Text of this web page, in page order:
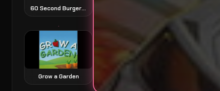
60 Second Burger Run 60 秒汉堡跑酷
Grow a Garden